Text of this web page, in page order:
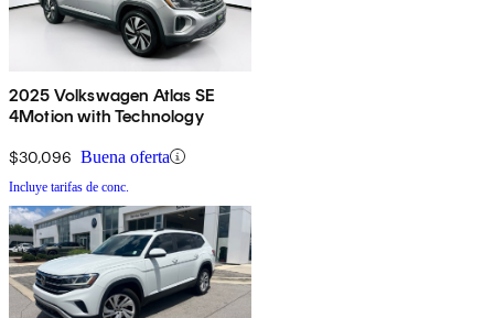
2025 Volkswagen Atlas SE
4Motion with Technology
$30,096 Buena oferta
Incluye tarifas de conc.